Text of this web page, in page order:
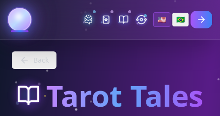
🇺🇸 🇧🇷
Back
Tarot Tales